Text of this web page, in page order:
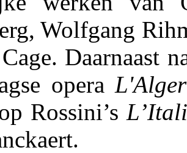
Wolfgang
Daarnaast
opera
Rossini’s